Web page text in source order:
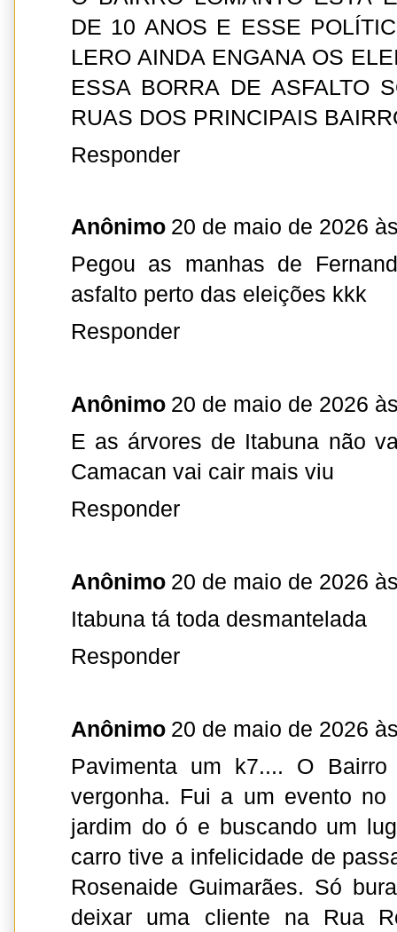
DE 10 ANOS E ESSE
LERO AINDA ENGANA OS
ESSA BORRA DE ASFALTO
RUAS DOS PRINCIPAIS
Responder
Anônimo 20 de maio de 2026
Pegou as manhas de
asfalto perto das eleições kkk
Responder
Anônimo 20 de maio de 2026
E as árvores de Itabuna não
Camacan vai cair mais viu
Responder
Anônimo 20 de maio de 2026
Itabuna tá toda desmantelada
Responder
Anônimo 20 de maio de 2026
Pavimenta um k7.... O
vergonha. Fui a um evento
jardim do ó e buscando um
carro tive a infelicidade de
Rosenaide Guimarães. Só
deixar uma cliente na Rua